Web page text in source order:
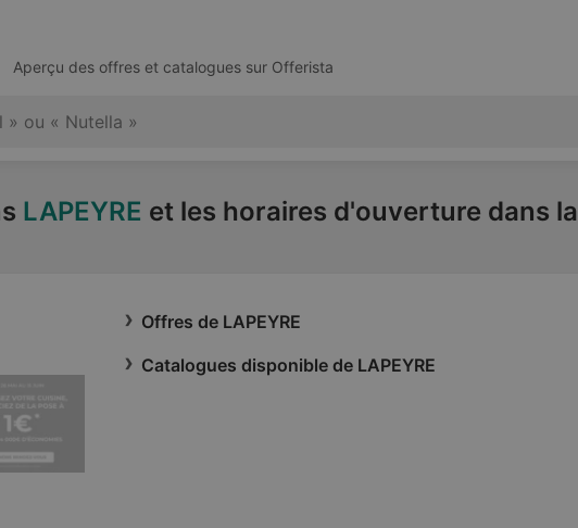
Aperçu des offres et catalogues sur Offerista
LAPEYRE et les horaires d'ouverture dans la
Offres de LAPEYRE
Catalogues disponible de LAPEYRE